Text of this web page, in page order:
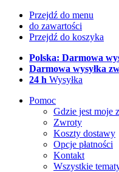
Przejdź do menu
do zawartości
Przejdź do koszyka
Polska: Darmowa
Darmowa wysyłka
24 h Wysyłka
Pomoc
Gdzie jest moje
Zwroty
Koszty dostawy
Opcje płatności
Kontakt
Wszystkie